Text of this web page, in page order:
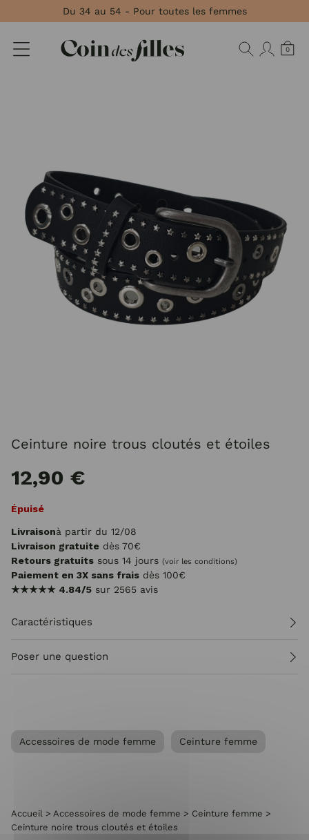
Du 34 au 54 - Pour toutes les femmes
0
Ceinture noire trous cloutés et étoiles
12,90 €
Épuisé
Livraisonà partir du 12/08
Livraison gratuite dès 70€
Retours gratuits sous 14 jours (voir les conditions)
Paiement en 3X sans frais dès 100€
★★★★★ 4.84/5 sur 2565 avis
Caractéristiques
Poser une question
Accessoires de mode femme Ceinture femme
Accueil > Accessoires de mode femme > Ceinture femme >
Ceinture noire trous cloutés et étoiles
Panneau de gestion des cookies